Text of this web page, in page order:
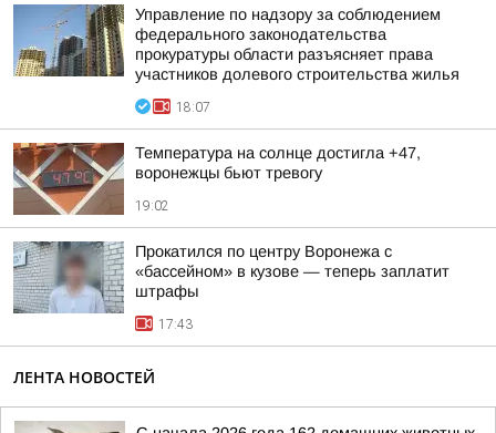
Управление по надзору за соблюдением
федерального законодательства
прокуратуры области разъясняет права
участников долевого строительства жилья
18:07
Температура на солнце достигла +47,
воронежцы бьют тревогу
19:02
Прокатился по центру Воронежа с
«бассейном» в кузове — теперь заплатит
штрафы
17:43
ЛЕНТА НОВОСТЕЙ